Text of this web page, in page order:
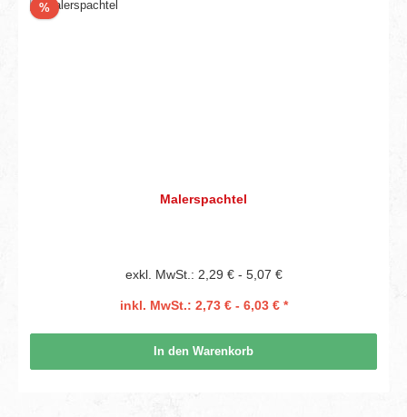
%Rabatt
Malerspachtel
exkl. MwSt.: 2,29 € - 5,07 €
inkl. MwSt.: 2,73 € - 6,03 € *
In den Warenkorb